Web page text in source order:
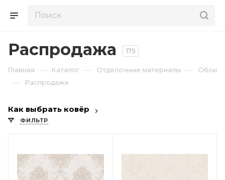
Распродажа 175
Главная — Каталог — Отделочные материалы — Обои
— Распродажа
Как выбрать ковёр
ФИЛЬТР